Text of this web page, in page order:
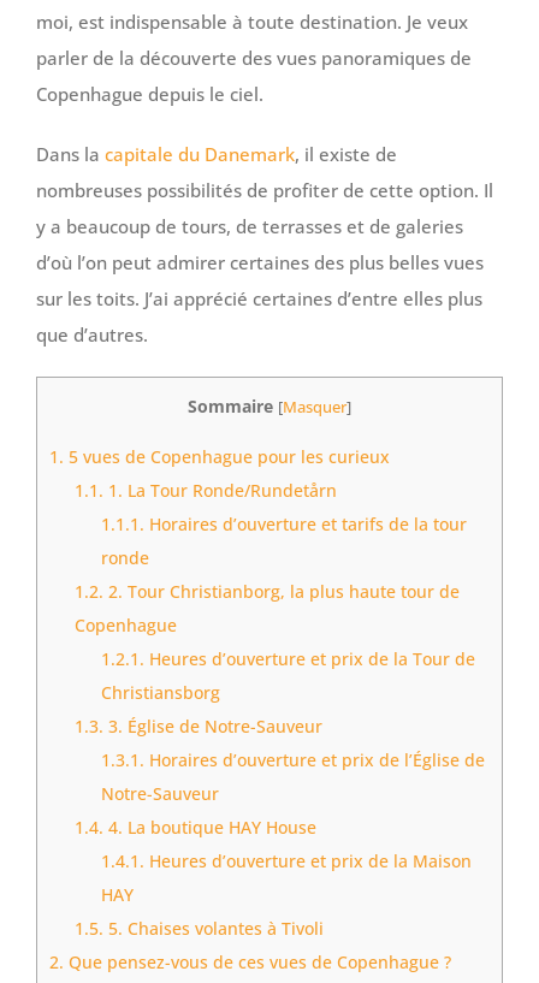
moi, est indispensable à toute destination. Je veux
parler de la découverte des vues panoramiques de
Copenhague depuis le ciel.
Dans la capitale du Danemark, il existe de
nombreuses possibilités de profiter de cette option. Il
y a beaucoup de tours, de terrasses et de galeries
d’où l’on peut admirer certaines des plus belles vues
sur les toits. J’ai apprécié certaines d’entre elles plus
que d’autres.
Sommaire [Masquer]
1. 5 vues de Copenhague pour les curieux
1.1. 1. La Tour Ronde/Rundetårn
1.1.1. Horaires d’ouverture et tarifs de la tour
ronde
1.2. 2. Tour Christianborg, la plus haute tour de
Copenhague
1.2.1. Heures d’ouverture et prix de la Tour de
Christiansborg
1.3. 3. Église de Notre-Sauveur
1.3.1. Horaires d’ouverture et prix de l’Église de
Notre-Sauveur
1.4. 4. La boutique HAY House
1.4.1. Heures d’ouverture et prix de la Maison
HAY
1.5. 5. Chaises volantes à Tivoli
2. Que pensez-vous de ces vues de Copenhague ?